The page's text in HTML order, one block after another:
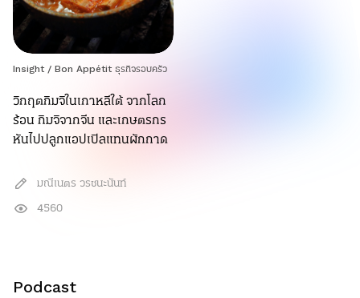
Insight / Bon Appétit ธุรกิจรอบครัว
วิกฤตกิมจิในเกาหลีใต้ จากโลก
ร้อน กิมจิจากจีน และเกษตรกร
หันไปปลูกแอปเปิลแทนผักกาด
มณีเนตร วรชนะนันท์
4560
Podcast